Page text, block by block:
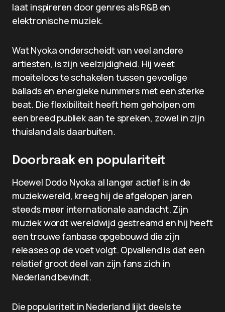
laat inspireren door genres als R&B en
elektronische muziek.
Wat Nyoka onderscheidt van veel andere
artiesten, is zijn veelzijdigheid. Hij weet
moeiteloos te schakelen tussen gevoelige
ballads en energieke nummers met een sterke
beat. Die flexibiliteit heeft hem geholpen om
een breed publiek aan te spreken, zowel in zijn
thuisland als daarbuiten.
Doorbraak en populariteit
Hoewel Dodo Nyoka al langer actief is in de
muziekwereld, kreeg hij de afgelopen jaren
steeds meer internationale aandacht. Zijn
muziek wordt wereldwijd gestreamd en hij heeft
een trouwe fanbase opgebouwd die zijn
releases op de voet volgt. Opvallend is dat een
relatief groot deel van zijn fans zich in
Nederland bevindt.
Die populariteit in Nederland lijkt deels te